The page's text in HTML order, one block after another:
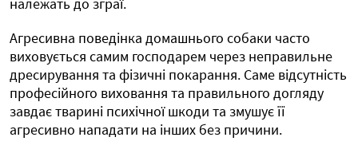
Агресивна поведінка домашнього собаки часто
виховується самим господарем через неправильне
дресирування та фізичні покарання. Саме відсутність
професійного виховання та правильного догляду
завдає тварині психічної шкоди та змушує її
агресивно нападати на інших без причини.